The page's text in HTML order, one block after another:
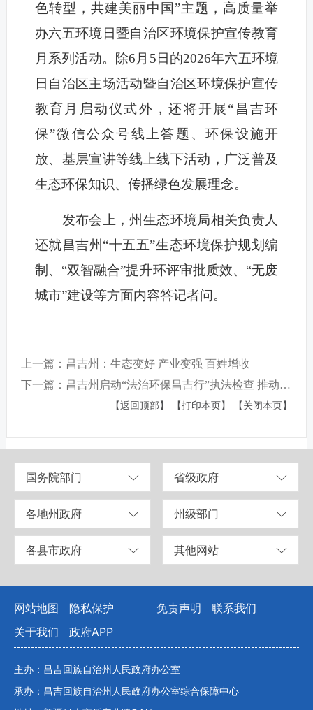
色转型，共建美丽中国”主题，高质量举
办六五环境日暨自治区环境保护宣传教育
月系列活动。除6月5日的2026年六五环境
日自治区主场活动暨自治区环境保护宣传
教育月启动仪式外，还将开展“昌吉环
保”微信公众号线上答题、环保设施开
放、基层宣讲等线上线下活动，广泛普及
生态环保知识、传播绿色发展理念。
发布会上，州生态环境局相关负责人
还就昌吉州“十五五”生态环境保护规划编
制、“双智融合”提升环评审批质效、“无废
城市”建设等方面内容答记者问。
上一篇：昌吉州：生态变好 产业变强 百姓增收
下一篇：昌吉州启动“法治环保昌吉行”执法检查 推动大气污染治理 助力美丽蓝天建设
【返回顶部】 【打印本页】 【关闭本页】
国务院部门 省级政府
各地州政府 州级部门
各县市政府 其他网站
网站地图 隐私保护 免责声明
联系我们
关于我们
政府APP
主办：昌吉回族自治州人民政府办公室
承办：昌吉回族自治州人民政府办公室综合保障中心